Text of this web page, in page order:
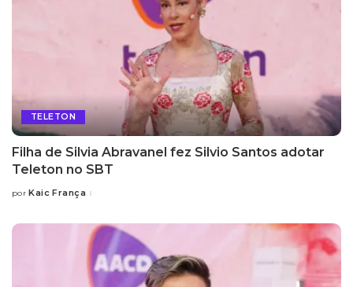
TELETON
Filha de Silvia Abravanel fez Silvio Santos adotar
Teleton no SBT
Posted
por Kaic França